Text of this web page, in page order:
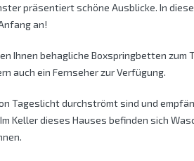
präsentiert schöne Ausblicke. In
an!
Ihnen behagliche Boxspringbetten
auch ein Fernseher zur Verfügung.
Tageslicht durchströmt sind und
Keller dieses Hauses befinden sich